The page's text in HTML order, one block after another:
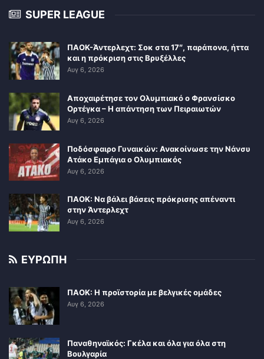
SUPER LEAGUE
ΠΑΟΚ-Άντερλεχτ: Σοκ στα 17″, παράπονα, ήττα
και η πρόκριση στις Βρυξέλλες
Αυγ 6, 2026
Αποχαιρέτησε τον Ολυμπιακό ο Φρανσίσκο
Ορτέγκα – Η απάντηση των Πειραιωτών
Αυγ 6, 2026
Ποδόσφαιρο Γυναικών: Ανακοίνωσε την Νάνσυ
Ατάκο Εμπάγια ο Ολυμπιακός
Αυγ 6, 2026
ΠΑΟΚ: Να βάλει βάσεις πρόκρισης απέναντι
στην Άντερλεχτ
Αυγ 6, 2026
ΕΥΡΩΠΗ
ΠΑΟΚ: Η προϊστορία με βελγικές ομάδες
Αυγ 6, 2026
Παναθηναϊκός: Γκέλα και όλα για όλα στη
Βουλγαρία